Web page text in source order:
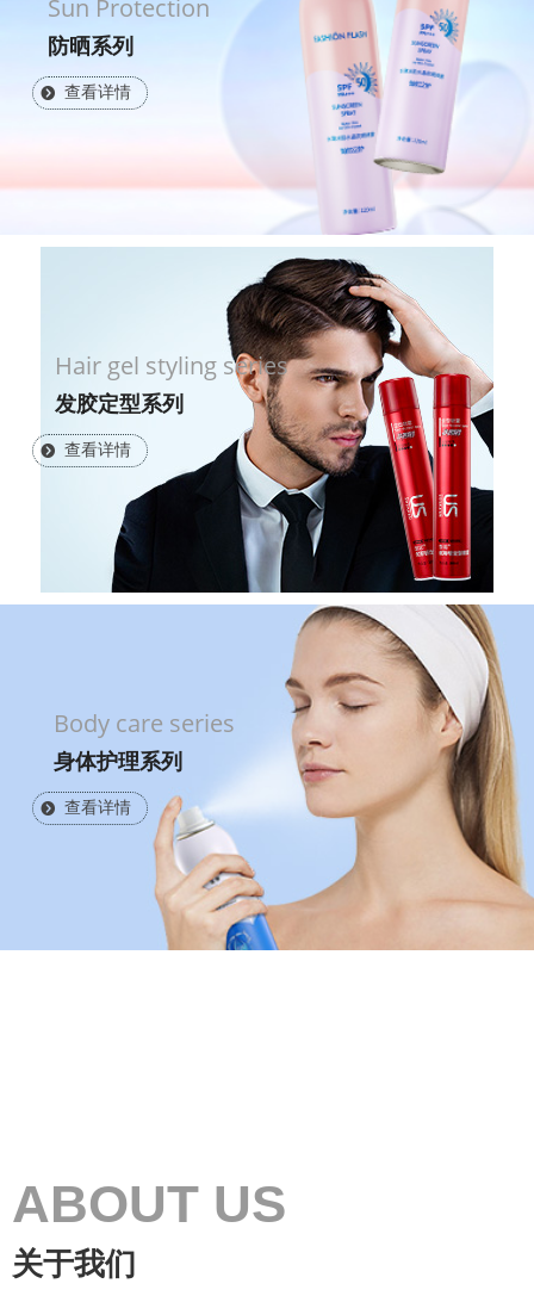
뀹 查看详情
Sun Protection
防晒系列
Hair gel styling series
发胶定型系列
뀹 查看详情
Body care series
身体护理系列
뀹 查看详情
ABOUT US
关于我们